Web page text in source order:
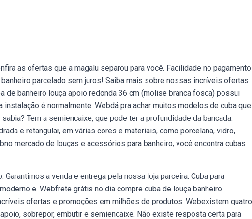
as ofertas que a magalu separou para você. Facilidade no pagamento
parcelado sem juros! Saiba mais sobre nossas incríveis ofertas
de banheiro louça apoio redonda 36 cm (molise branca fosca) possui
é normalmente. Webdá pra achar muitos modelos de cuba que
Tem a semiencaixe, que pode ter a profundidade da bancada.
e retangular, em várias cores e materiais, como porcelana, vidro,
mercado de louças e acessórios para banheiro, você encontra cubas
a venda e entrega pela nossa loja parceira. Cuba para
e. Webfrete grátis no dia compre cuba de louça banheiro
ofertas e promoções em milhões de produtos. Webexistem quatro
sobrepor, embutir e semiencaixe. Não existe resposta certa para